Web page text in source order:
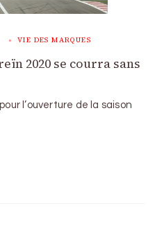
VIE DES MARQUES
2020 se courra sans
l’ouverture de la saison